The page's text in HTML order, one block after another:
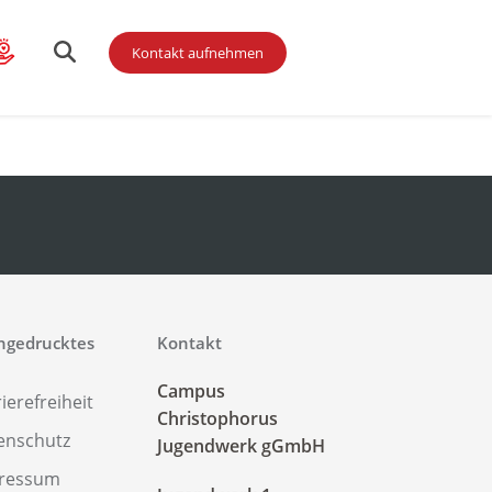
Kontakt aufnehmen
Kontakt
Campus
Christophorus
Jugendwerk gGmbH